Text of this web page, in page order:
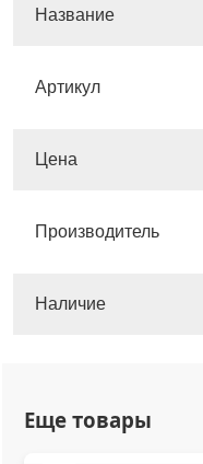
Название
Артикул
Цена
Производитель
Наличие